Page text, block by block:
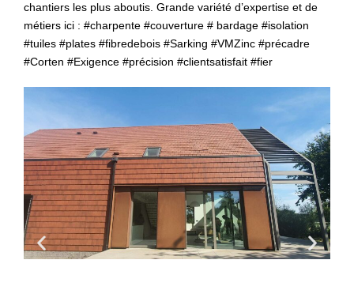
chantiers les plus aboutis. Grande variété d’expertise et de
métiers ici : #charpente #couverture # bardage #isolation
#tuiles #plates #fibredebois #Sarking #VMZinc #précadre
#Corten #Exigence #précision #clientsatisfait #fier